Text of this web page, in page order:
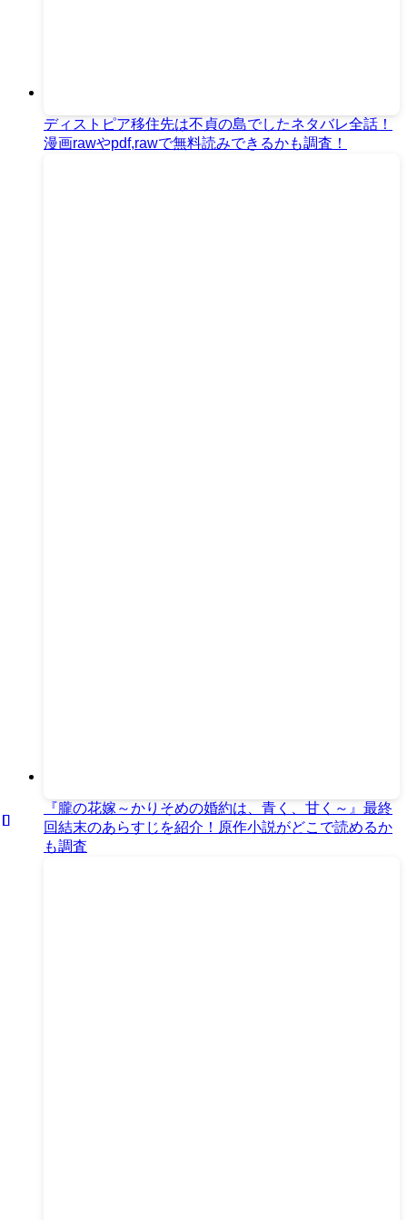
ディストピア移住先は不貞の島でしたネタバレ全話！
漫画rawやpdf,rawで無料読みできるかも調査！
『朧の花嫁～かりそめの婚約は、青く、甘く～』最終
回結末のあらすじを紹介！原作小説がどこで読めるか
も調査